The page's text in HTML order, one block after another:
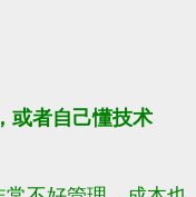
或者自己懂技术